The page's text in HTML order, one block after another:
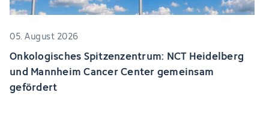
05. August 2026
Onkologisches Spitzenzentrum: NCT Heidelberg
und Mannheim Cancer Center gemeinsam
gefördert